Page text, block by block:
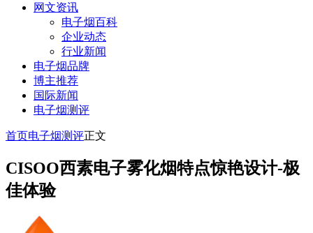
网文资讯
电子烟百科
企业动态
行业新闻
电子烟品牌
博主推荐
国际新闻
电子烟测评
首页电子烟测评正文
CISOO西素电子雾化烟特点惊艳设计-极
佳体验